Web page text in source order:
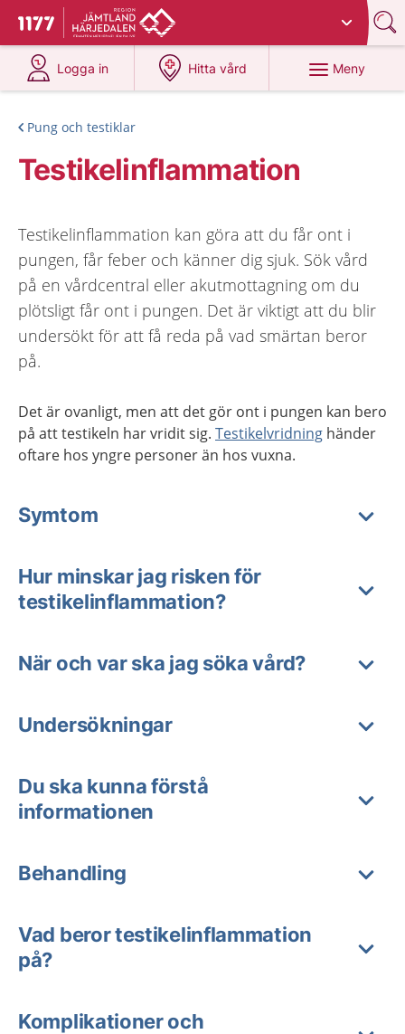
Till startsidan för 1177
Du har valt region
Logga in
på 1177.se
Hitta vård
på 1177.se
Meny
Pung och testiklar
Testikelinflammation
Testikelinflammation kan göra att du får ont i
pungen, får feber och känner dig sjuk. Sök vård
på en vårdcentral eller akutmottagning om du
plötsligt får ont i pungen. Det är viktigt att du blir
undersökt för att få reda på vad smärtan beror
på.
Det är ovanligt, men att det gör ont i pungen kan bero
på att testikeln har vridit sig. Testikelvridning händer
oftare hos yngre personer än hos vuxna.
Symtom
Hur minskar jag risken för
testikelinflammation?
När och var ska jag söka vård?
Undersökningar
Du ska kunna förstå
informationen
Behandling
Vad beror testikelinflammation
på?
Komplikationer och